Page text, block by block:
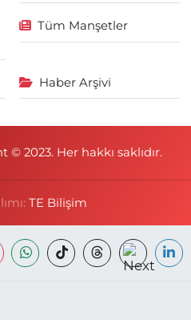
Tüm Manşetler
Haber Arşivi
© 2023. Her hakkı saklıdır.
TE Bilişim